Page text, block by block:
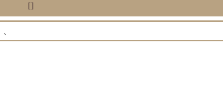
[]
、